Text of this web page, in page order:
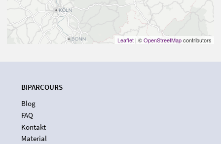
Leaflet | ©OpenStreetMapcontributors
BIPARCOURS
Blog
FAQ
Kontakt
Material